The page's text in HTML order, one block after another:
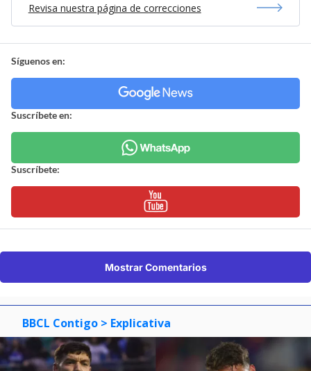
Revisa nuestra página de correcciones
Síguenos en:
Suscríbete en:
Suscríbete:
Mostrar Comentarios
BBCL Contigo > Explicativa